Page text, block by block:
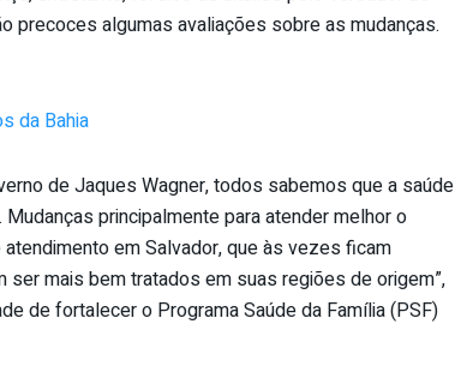
precoces algumas avaliações sobre as mudanças.
da Bahia
de Jaques Wagner, todos sabemos que a saúde
principalmente para atender melhor o
em Salvador, que às vezes ficam
mais bem tratados em suas regiões de origem”,
de fortalecer o Programa Saúde da Família (PSF)